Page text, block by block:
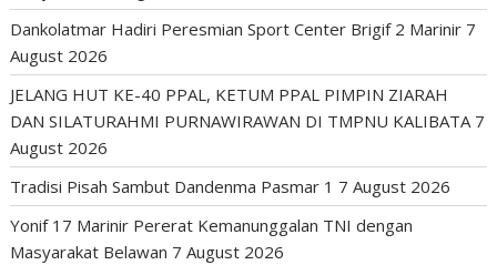
Dankolatmar Hadiri Peresmian Sport Center Brigif 2 Marinir 7
August 2026
JELANG HUT KE-40 PPAL, KETUM PPAL PIMPIN ZIARAH
DAN SILATURAHMI PURNAWIRAWAN DI TMPNU KALIBATA 7
August 2026
Tradisi Pisah Sambut Dandenma Pasmar 1 7 August 2026
Yonif 17 Marinir Pererat Kemanunggalan TNI dengan
Masyarakat Belawan 7 August 2026